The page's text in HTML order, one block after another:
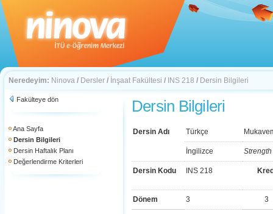
Neredeyim: Ninova / Dersler / İnşaat Fakültesi / INS 218 / Dersin Bilgileri
Fakülteye dön
Ana Sayfa
Dersin Bilgileri
Dersin Haftalık Planı
Değerlendirme Kriterleri
Dersin Bilgileri
Dersin Adı Türkçe
İngilizce
Dersin Kodu INS 218
Dönem 3 3